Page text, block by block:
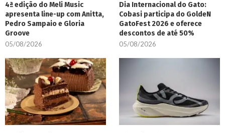
4ª edição do Meli Music
apresenta line-up com Anitta,
Pedro Sampaio e Gloria
Groove
05/08/2026
Dia Internacional do Gato:
Cobasi participa do GoldeN
GatoFest 2026 e oferece
descontos de até 50%
05/08/2026